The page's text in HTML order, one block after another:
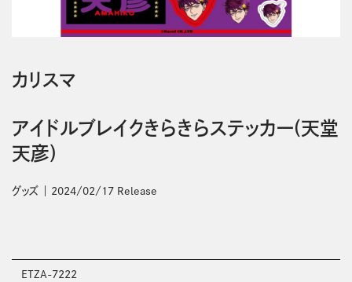
カリスマ
アイドルブレイクきらきらステッカー(天堂
天彦)
グッズ 2024/02/17 Release
ETZA-7222